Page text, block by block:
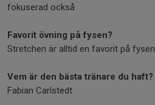
fokuserad också
Favorit övning på fysen?
Stretchen är alltid en favorit på fysen
Vem är den bästa tränare du haft?
Fabian Carlstedt